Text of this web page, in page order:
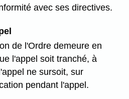
avec ses directives.
de l'Ordre demeure en
l'appel soit tranché, à
ne sursoit, sur
pendant l'appel.